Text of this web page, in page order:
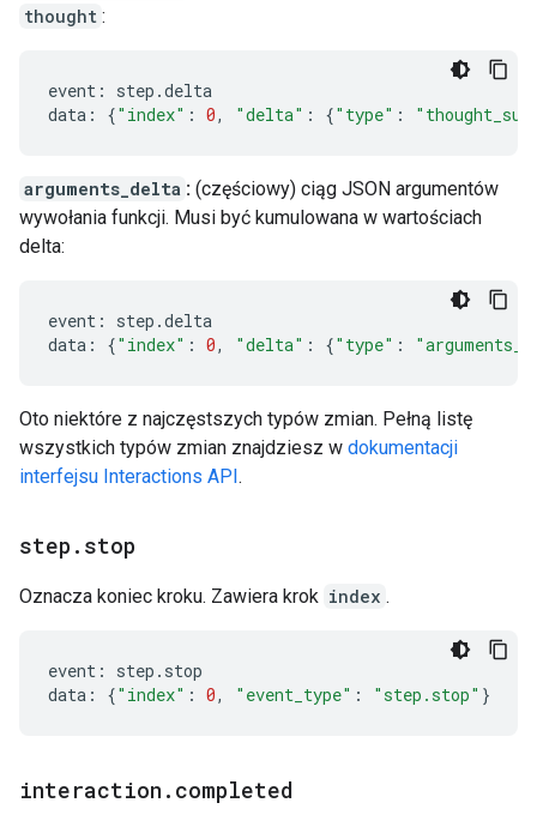
thought :
event : step .delta
data : {"index" : 0, "delta" : {"type" :
arguments_delta : (częściowy) ciąg JSON argumentów
wywołania funkcji. Musi być kumulowana w wartościach
delta:
event : step .delta
data : {"index" : 0, "delta" : {"type" :
Oto niektóre z najczęstszych typów zmian. Pełną listę
wszystkich typów zmian znajdziesz w dokumentacji
interfejsu Interactions API.
step . stop
Oznacza koniec kroku. Zawiera krok index .
event : step . stop
data : {"index" : 0, "event_type" : "step.stop" }
interaction . completed